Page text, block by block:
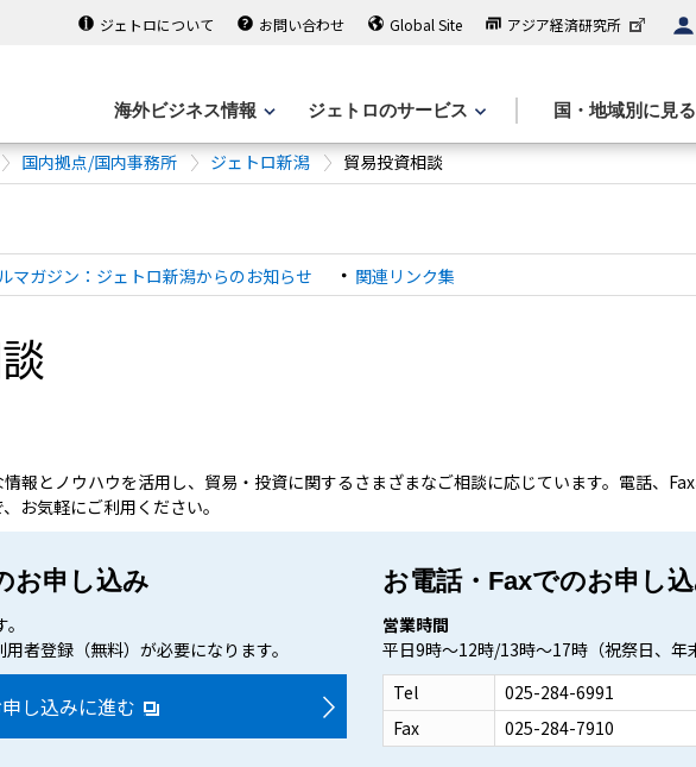
ジェトロについて お問い合わせ Global Site アジア経済研究所
海外ビジネス情報 ジェトロのサービス 国・地域別に見る
国内拠点/国内事務所 ジェトロ新潟 貿易投資相談
マガジン：ジェトロ新潟からのお知らせ 関連リンク集
報とノウハウを活用し、貿易・投資に関するさまざまなご相談に応じています。電話、
お気軽にご利用ください。
お申し込み
者登録（無料）が必要になります。
し込みに進む
お電話・Faxでのお申し
営業時間
平日9時～12時/13時～17時（祝祭日、年
Tel
025-284-6991
Fax
025-284-7910